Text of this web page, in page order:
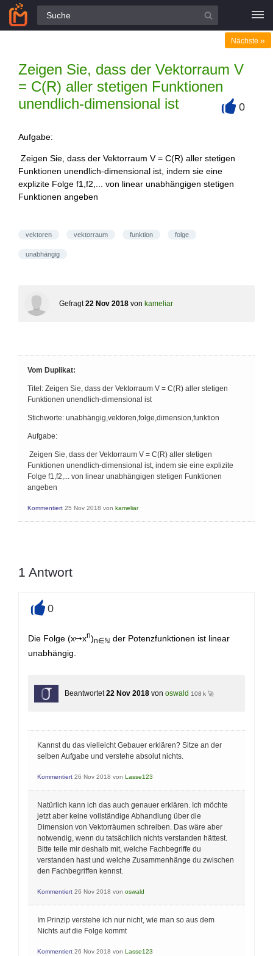
Alle Fragen
Zeigen Sie, dass der Vektorraum V
= C(R) aller stetigen Funktionen
unendlich-dimensional ist
Nächste »
0
Aufgabe:
Zeigen Sie, dass der Vektorraum V = C(R) aller stetigen
Funktionen unendlich-dimensional ist, indem sie eine
explizite Folge f1,f2,... von linear unabhängigen stetigen
Funktionen angeben
vektoren vektorraum funktion folge
unabhängig
Gefragt 22 Nov 2018 von kameliar
Vom Duplikat:
Titel: Zeigen Sie, dass der Vektorraum V = C(R) aller stetigen
Funktionen unendlich-dimensional ist
Stichworte: unabhängig,vektoren,folge,dimension,funktion
Aufgabe:
Zeigen Sie, dass der Vektorraum V = C(R) aller stetigen
Funktionen unendlich-dimensional ist, indem sie eine explizite
Folge f1,f2,... von linear unabhängigen stetigen Funktionen
angeben
Kommentiert 25 Nov 2018 von kameliar
1 Antwort
0
Die Folge (x↦xn)n∈ℕ der Potenzfunktionen ist linear
unabhängig.
Beantwortet 22 Nov 2018 von oswald 108 k 🚀
Kannst du das vielleicht Gebauer erklären? Sitze an der
selben Aufgabe und verstehe absolut nichts.
Kommentiert 26 Nov 2018 von Lasse123
Natürlich kann ich das auch genauer erklären. Ich möchte
jetzt aber keine vollständige Abhandlung über die
Dimension von Vektorräumen schreiben. Das wäre aber
notwendig, wenn du tatsächlich nichts verstanden hättest.
Bitte teile mir deshalb mit, welche Fachbegriffe du
verstanden hast und welche Zusammenhänge du zwischen
den Fachbegriffen kennst.
Kommentiert 26 Nov 2018 von oswald
Im Prinzip verstehe ich nur nicht, wie man so aus dem
Nichts auf die Folge kommt
Kommentiert 26 Nov 2018 von Lasse123